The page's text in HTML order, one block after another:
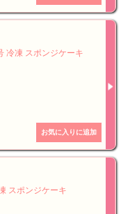
冷凍 スポンジケーキ
スポンジケーキ